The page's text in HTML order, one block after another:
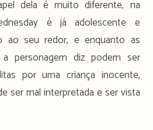
dela é muito diferente, na
é já adolescente e
ao seu redor, e enquanto as
personagem diz podem ser
por uma criança inocente,
ser mal interpretada e ser vista